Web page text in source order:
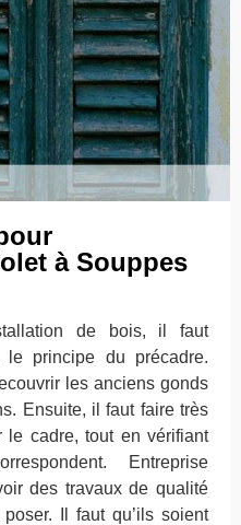
à Souppes
de bois, il faut
le principe du précadre.
les anciens gonds
Ensuite, il faut faire très
le cadre, tout en vérifiant
Entreprise
des travaux de qualité
Il faut qu’ils soient